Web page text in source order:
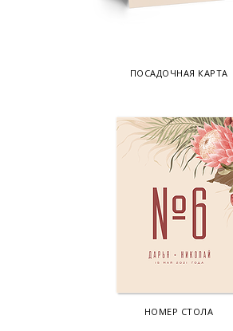
ПОСАДОЧНАЯ КАРТА
НОМЕР СТОЛА